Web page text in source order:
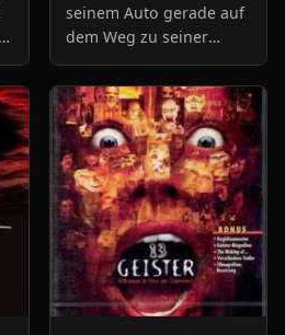
seinem Auto gerade auf
dem Weg zu seiner
Freundin, um diese
abzuholen. Die Uhr im
Auto springt auf 11:14h,
genau in dem Moment
fäll